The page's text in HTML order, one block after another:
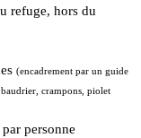
refuge, hors du
(encadrement par un guide
crampons, piolet
personne